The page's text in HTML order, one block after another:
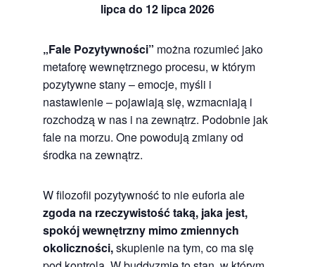
lipca do 12 lipca 2026
„Fale Pozytywności” można rozumieć jako
metaforę wewnętrznego procesu, w którym
pozytywne stany – emocje, myśli i
nastawienie – pojawiają się, wzmacniają i
rozchodzą w nas i na zewnątrz. Podobnie jak
fale na morzu. One powodują zmiany od
środka na zewnątrz.
W filozofii pozytywność to nie euforia ale
zgoda na rzeczywistość taką, jaka jest,
spokój wewnętrzny mimo zmiennych
okoliczności,skupienie na tym, co ma się